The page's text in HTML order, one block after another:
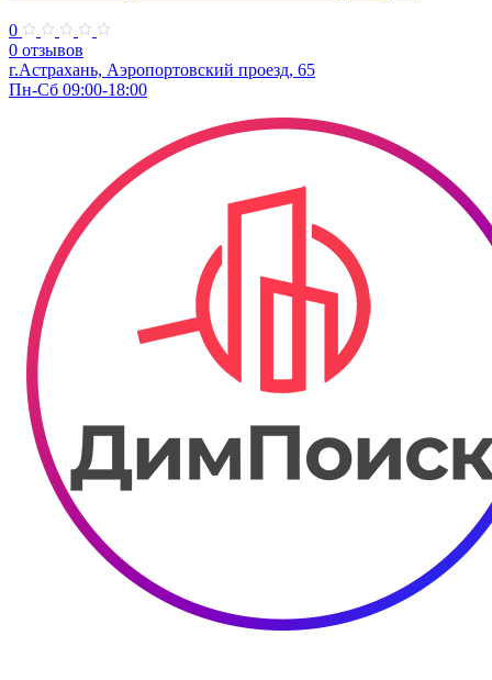
0
0 отзывов
г.Астрахань, Аэропортовский проезд, 65
Пн-Сб 09:00-18:00